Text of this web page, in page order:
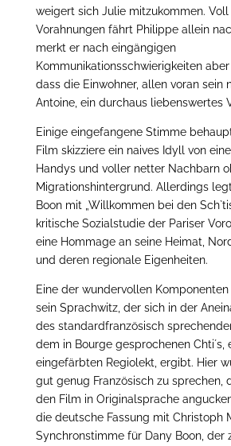
weigert sich Julie mitzukommen.
Vorahnungen fährt Philippe allein
merkt er nach eingängigen
Kommunikationsschwierigkeiten aber
dass die Einwohner, allen voran sein
Antoine, ein durchaus liebenswertes
Einige eingefangene Stimme
Film skizziere ein naives Idyll von
Handys und voller netter Nachbarn
Migrationshintergrund. Allerdings
Boon mit „Willkommen bei den
kritische Sozialstudie der Pariser
eine Hommage an seine Heimat,
und deren regionale Eigenheiten.
Eine der wundervollen
sein Sprachwitz, der sich in der
des standardfranzösisch
dem in Bourge gesprochenen Chti´s,
eingefärbten Regiolekt, ergibt. Hier
gut genug Französisch zu sprechen,
den Film in Originalsprache
die deutsche Fassung mit Christoph
Synchronstimme für Dany Boon, der